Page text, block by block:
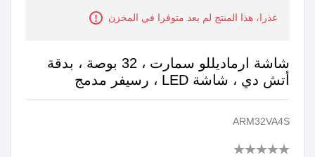
عذرا، هذا المنتج لم يعد متوفرا في المخزن
شاشة ارماديللو سمارت ، 32 بوصة ، بدقة
أتش دي ، شاشة LED ، رسيفر مدمج
ARM32VA4S